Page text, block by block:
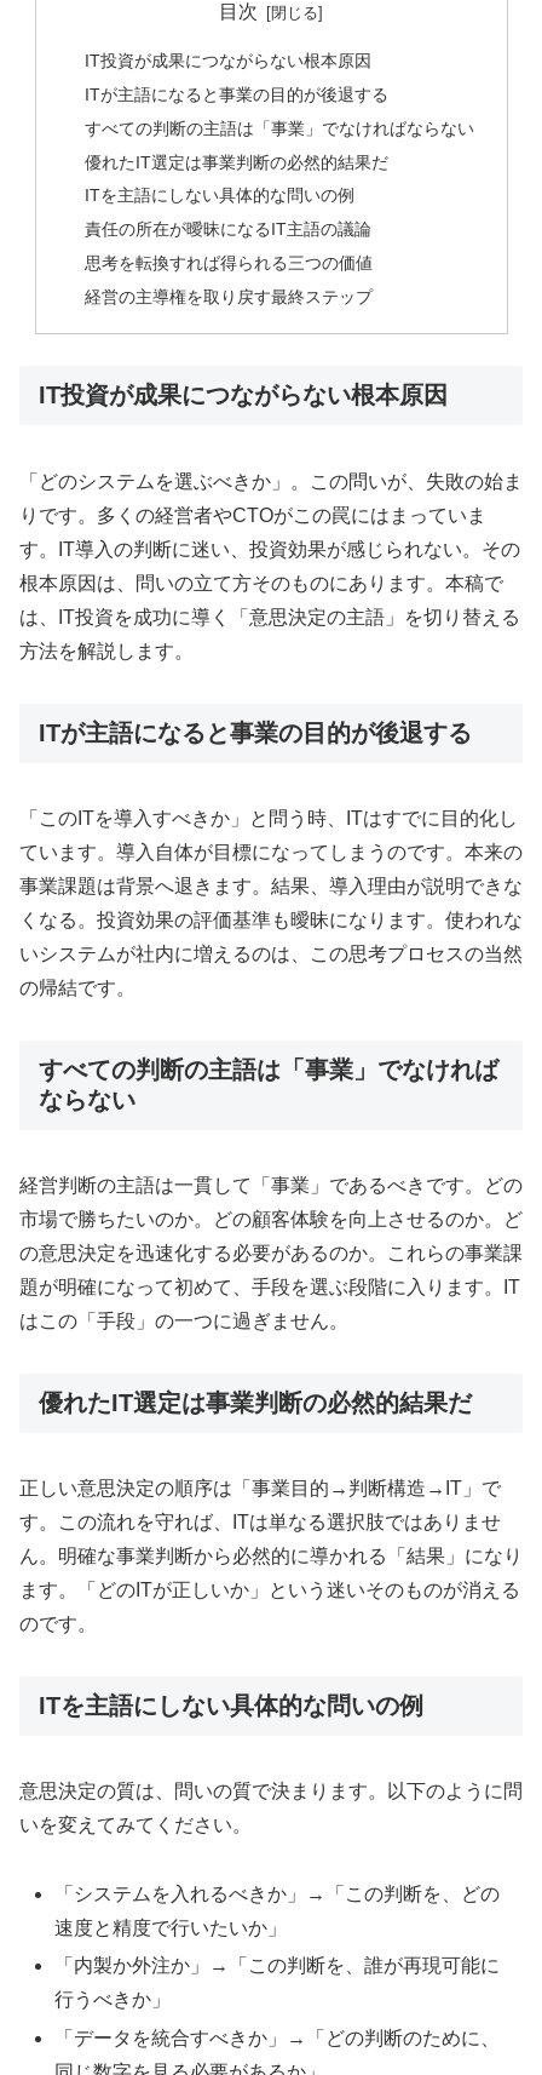
目次
IT投資が成果につながらない根本原因
ITが主語になると事業の目的が後退する
すべての判断の主語は「事業」でなければならない
優れたIT選定は事業判断の必然的結果だ
ITを主語にしない具体的な問いの例
責任の所在が曖昧になるIT主語の議論
思考を転換すれば得られる三つの価値
経営の主導権を取り戻す最終ステップ
IT投資が成果につながらない根本原因
「どのシステムを選ぶべきか」。この問いが、失敗の始ま
りです。多くの経営者やCTOがこの罠にはまっていま
す。IT導入の判断に迷い、投資効果が感じられない。その
根本原因は、問いの立て方そのものにあります。本稿で
は、IT投資を成功に導く「意思決定の主語」を切り替える
方法を解説します。
ITが主語になると事業の目的が後退する
「このITを導入すべきか」と問う時、ITはすでに目的化し
ています。導入自体が目標になってしまうのです。本来の
事業課題は背景へ退きます。結果、導入理由が説明できな
くなる。投資効果の評価基準も曖昧になります。使われな
いシステムが社内に増えるのは、この思考プロセスの当然
の帰結です。
すべての判断の主語は「事業」でなければ
ならない
経営判断の主語は一貫して「事業」であるべきです。どの
市場で勝ちたいのか。どの顧客体験を向上させるのか。ど
の意思決定を迅速化する必要があるのか。これらの事業課
題が明確になって初めて、手段を選ぶ段階に入ります。IT
はこの「手段」の一つに過ぎません。
優れたIT選定は事業判断の必然的結果だ
正しい意思決定の順序は「事業目的→判断構造→IT」で
す。この流れを守れば、ITは単なる選択肢ではありませ
ん。明確な事業判断から必然的に導かれる「結果」になり
ます。「どのITが正しいか」という迷いそのものが消える
のです。
ITを主語にしない具体的な問いの例
意思決定の質は、問いの質で決まります。以下のように問
いを変えてみてください。
「システムを入れるべきか」→「この判断を、どの
速度と精度で行いたいか」
「内製か外注か」→「この判断を、誰が再現可能に
行うべきか」
「データを統合すべきか」→「どの判断のために、